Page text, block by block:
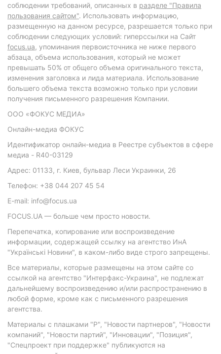
соблюдении требований, описанных в разделе "Правила
пользования сайтом". Использовать информацию,
размещенную на данном ресурсе, разрешается только при
соблюдении следующих условий: гиперссылки на Сайт
focus.ua, упоминания первоисточника не ниже первого
абзаца, объема использования, который не может
превышать 50% от общего объема оригинального текста,
изменения заголовка и лида материала. Использование
большего объема текста возможно только при условии
получения письменного разрешения Компании.
ООО «ФОКУС МЕДИА»
Онлайн-медиа ФОКУС
Идентификатор онлайн-медиа в Реестре субъектов в сфере
медиа - R40-03129
Адрес: 01133, г. Киев, бульвар Леси Украинки, 26
Телефон: +38 044 207 45 54
E-mail: info@focus.ua
FOCUS.UA — больше чем просто новости.
Перепечатка, копирование или воспроизведение
информации, содержащей ссылку на агентство ИнА
"Українські Новини", в каком-либо виде строго запрещены.
Все материалы, которые размещены на этом сайте со
ссылкой на агентство "Интерфакс-Украина", не подлежат
дальнейшему воспроизведению и/или распространению в
любой форме, кроме как с письменного разрешения
агентства.
Материалы с плашками "Р", "Новости партнеров", "Новости
компаний", "Новости партий", "Инновации", "Позиция",
"Спецпроект при поддержке" публикуются на